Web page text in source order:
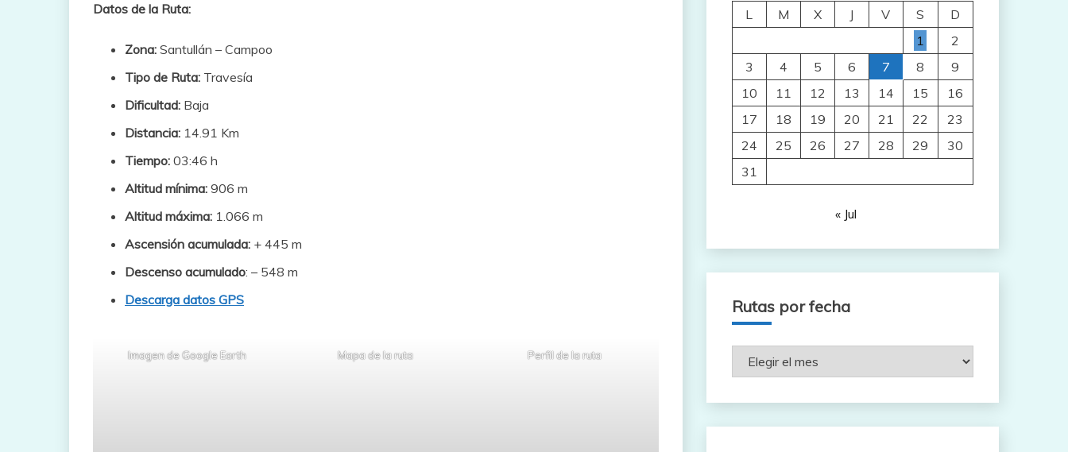
Datos de la Ruta:
Zona: Santullán – Campoo
Tipo de Ruta: Travesía
Dificultad: Baja
Distancia: 14.91 Km
Tiempo: 03:46 h
Altitud mínima: 906 m
Altitud máxima: 1.066 m
Ascensión acumulada: + 445 m
Descenso acumulado: – 548 m
Descarga datos GPS
Imagen de Google Earth Mapa de la ruta Perfil de la ruta
L
M X J V S
D
1
2
3
4 5 6 7 8
9
10
11 12 13 14 15
16
17
18 19 20 21 22
23
24
25 26 27 28 29
30
31
« Jul
Rutas por fecha
Rutas